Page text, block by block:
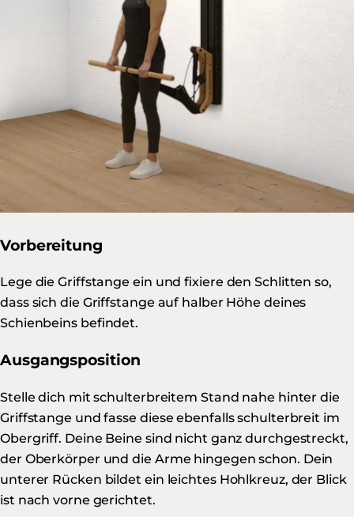
Vorbereitung
Lege die Griffstange ein und fixiere den Schlitten so,
dass sich die Griffstange auf halber Höhe deines
Schienbeins befindet.
Ausgangsposition
Stelle dich mit schulterbreitem Stand nahe hinter die
Griffstange und fasse diese ebenfalls schulterbreit im
Obergriff. Deine Beine sind nicht ganz durchgestreckt,
der Oberkörper und die Arme hingegen schon. Dein
unterer Rücken bildet ein leichtes Hohlkreuz, der Blick
ist nach vorne gerichtet.